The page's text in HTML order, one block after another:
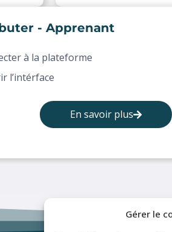
Gérer le
- Apprenant
à la plateforme
l’intérface
En savoir plus